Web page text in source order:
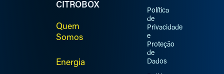
CITROBOX
Quem
Somos
Energia
Política
de
Privacidade
e
Proteção
de
Dados